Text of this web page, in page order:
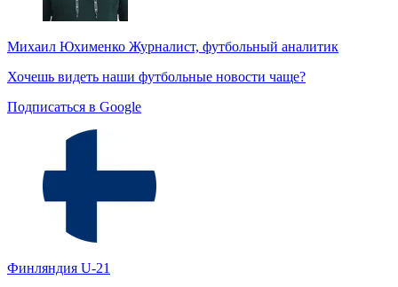
Михаил Юхименко Журналист, футбольный аналитик
Хочешь видеть наши футбольные новости чаще?
Подписаться в Google
Финляндия U-21